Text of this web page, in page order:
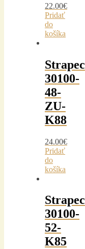
22.00€
Pridať
do
košíka
Strapec
30100-
48-
ZU-
K88
24.00€
Pridať
do
košíka
Strapec
30100-
52-
K85